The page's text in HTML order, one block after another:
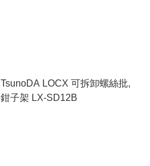
TsunoDA LOCX 可拆卸螺絲批,
鉗子架 LX-SD12B